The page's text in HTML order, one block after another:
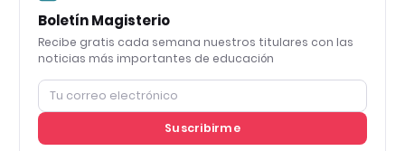
Boletín Magisterio
Recibe gratis cada semana nuestros titulares con las
noticias más importantes de educación
Suscribirme